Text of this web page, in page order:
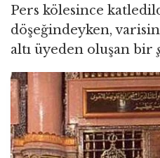
Pers kölesince
döşeğindeyken,
altı üyeden oluşan bir